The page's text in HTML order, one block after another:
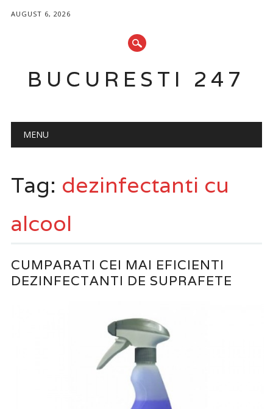
AUGUST 6, 2026
BUCURESTI 247
Main menu
MENU
Tag: dezinfectanti cu
alcool
CUMPARATI CEI MAI EFICIENTI
DEZINFECTANTI DE SUPRAFETE